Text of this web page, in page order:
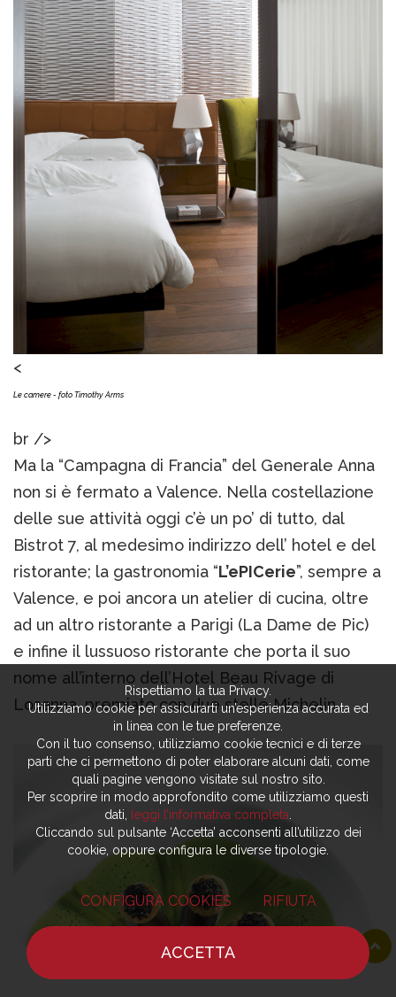
<
Le camere - foto Timothy Arms
br />
Ma la “Campagna di Francia” del Generale Anna
non si è fermato a Valence. Nella costellazione
delle sue attività oggi c’è un po’ di tutto, dal
Bistrot 7, al medesimo indirizzo dell’ hotel e del
ristorante; la gastronomia “L’ePICerie”, sempre a
Valence, e poi ancora un atelier di cucina, oltre
ad un altro ristorante a Parigi (La Dame de Pic)
e infine il lussuoso ristorante che porta il suo
nome all’interno dell’Hotel Beau Rivage di
Losanna, premiato con due stelle Michelin.
Rispettiamo la tua Privacy.
Utilizziamo cookie per assicurarti un’esperienza accurata ed
in linea con le tue preferenze.
Con il tuo consenso, utilizziamo cookie tecnici e di terze
parti che ci permettono di poter elaborare alcuni dati, come
quali pagine vengono visitate sul nostro sito.
Per scoprire in modo approfondito come utilizziamo questi
dati,
leggi l’informativa completa
Cliccando sul pulsante ‘Accetta’ acconsenti all’utilizzo dei
cookie, oppure configura le diverse tipologie.
CONFIGURA COOKIES RIFIUTA
ACCETTA